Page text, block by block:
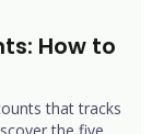
How to
that tracks